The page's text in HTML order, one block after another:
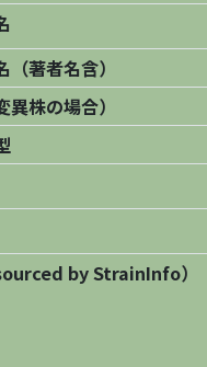
（著者名含）
異株の場合）
by StrainInfo）